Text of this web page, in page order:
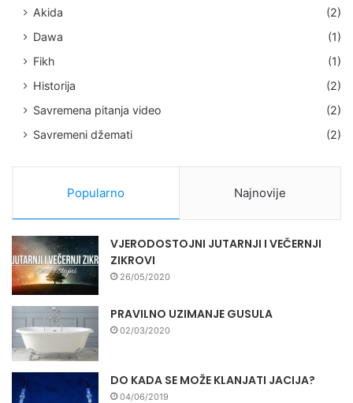
Akida
(2)
Dawa
(1)
Fikh
(1)
Historija
(2)
Savremena pitanja video
(2)
Savremeni džemati
(2)
Popularno Najnovije
VJERODOSTOJNI JUTARNJI I VEČERNJI
ZIKROVI
26/05/2020
PRAVILNO UZIMANJE GUSULA
02/03/2020
DO KADA SE MOŽE KLANJATI JACIJA?
04/06/2019